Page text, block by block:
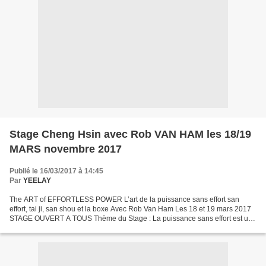
Stage Cheng Hsin avec Rob VAN HAM les 18/19
MARS novembre 2017
Publié le 16/03/2017 à 14:45
Par YEELAY
The ART of EFFORTLESS POWER L’art de la puissance sans effort san
effort, tai ji, san shou et la boxe Avec Rob Van Ham Les 18 et 19 mars 2017
STAGE OUVERT A TOUS Thème du Stage : La puissance sans effort est un